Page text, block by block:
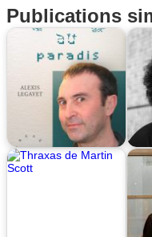
Publications